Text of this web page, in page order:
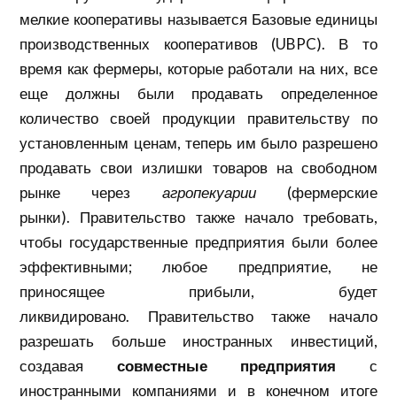
мелкие кооперативы называется Базовые единицы
производственных кооперативов (UBPC). В то
время как фермеры, которые работали на них, все
еще должны были продавать определенное
количество своей продукции правительству по
установленным ценам, теперь им было разрешено
продавать свои излишки товаров на свободном
рынке через агропекуарии (фермерские
рынки). Правительство также начало требовать,
чтобы государственные предприятия были более
эффективными; любое предприятие, не
приносящее прибыли, будет
ликвидировано. Правительство также начало
разрешать больше иностранных инвестиций,
создавая совместные предприятия с
иностранными компаниями и в конечном итоге